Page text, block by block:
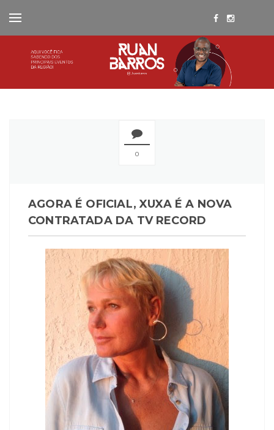
0
AGORA É OFICIAL, XUXA É A NOVA
CONTRATADA DA TV RECORD